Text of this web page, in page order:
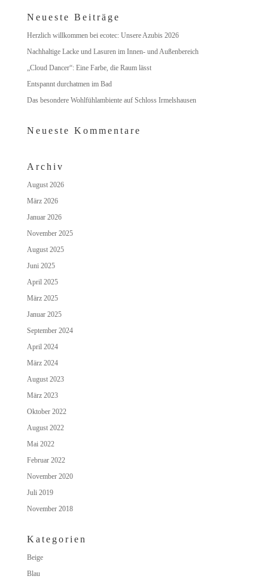
Neueste Beiträge
Herzlich willkommen bei ecotec: Unsere Azubis 2026
Nachhaltige Lacke und Lasuren im Innen- und Außenbereich
„Cloud Dancer“: Eine Farbe, die Raum lässt
Entspannt durchatmen im Bad
Das besondere Wohlfühlambiente auf Schloss Irmelshausen
Neueste Kommentare
Archiv
August 2026
März 2026
Januar 2026
November 2025
August 2025
Juni 2025
April 2025
März 2025
Januar 2025
September 2024
April 2024
März 2024
August 2023
März 2023
Oktober 2022
August 2022
Mai 2022
Februar 2022
November 2020
Juli 2019
November 2018
Kategorien
Beige
Blau